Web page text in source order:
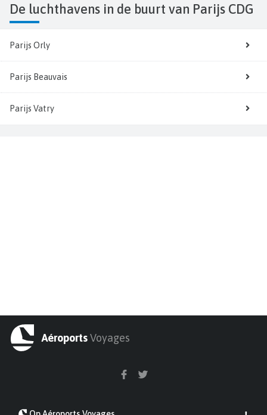
De luchthavens in de buurt van Parijs CDG
Parijs Orly
Parijs Beauvais
Parijs Vatry
AéroportsVoyages